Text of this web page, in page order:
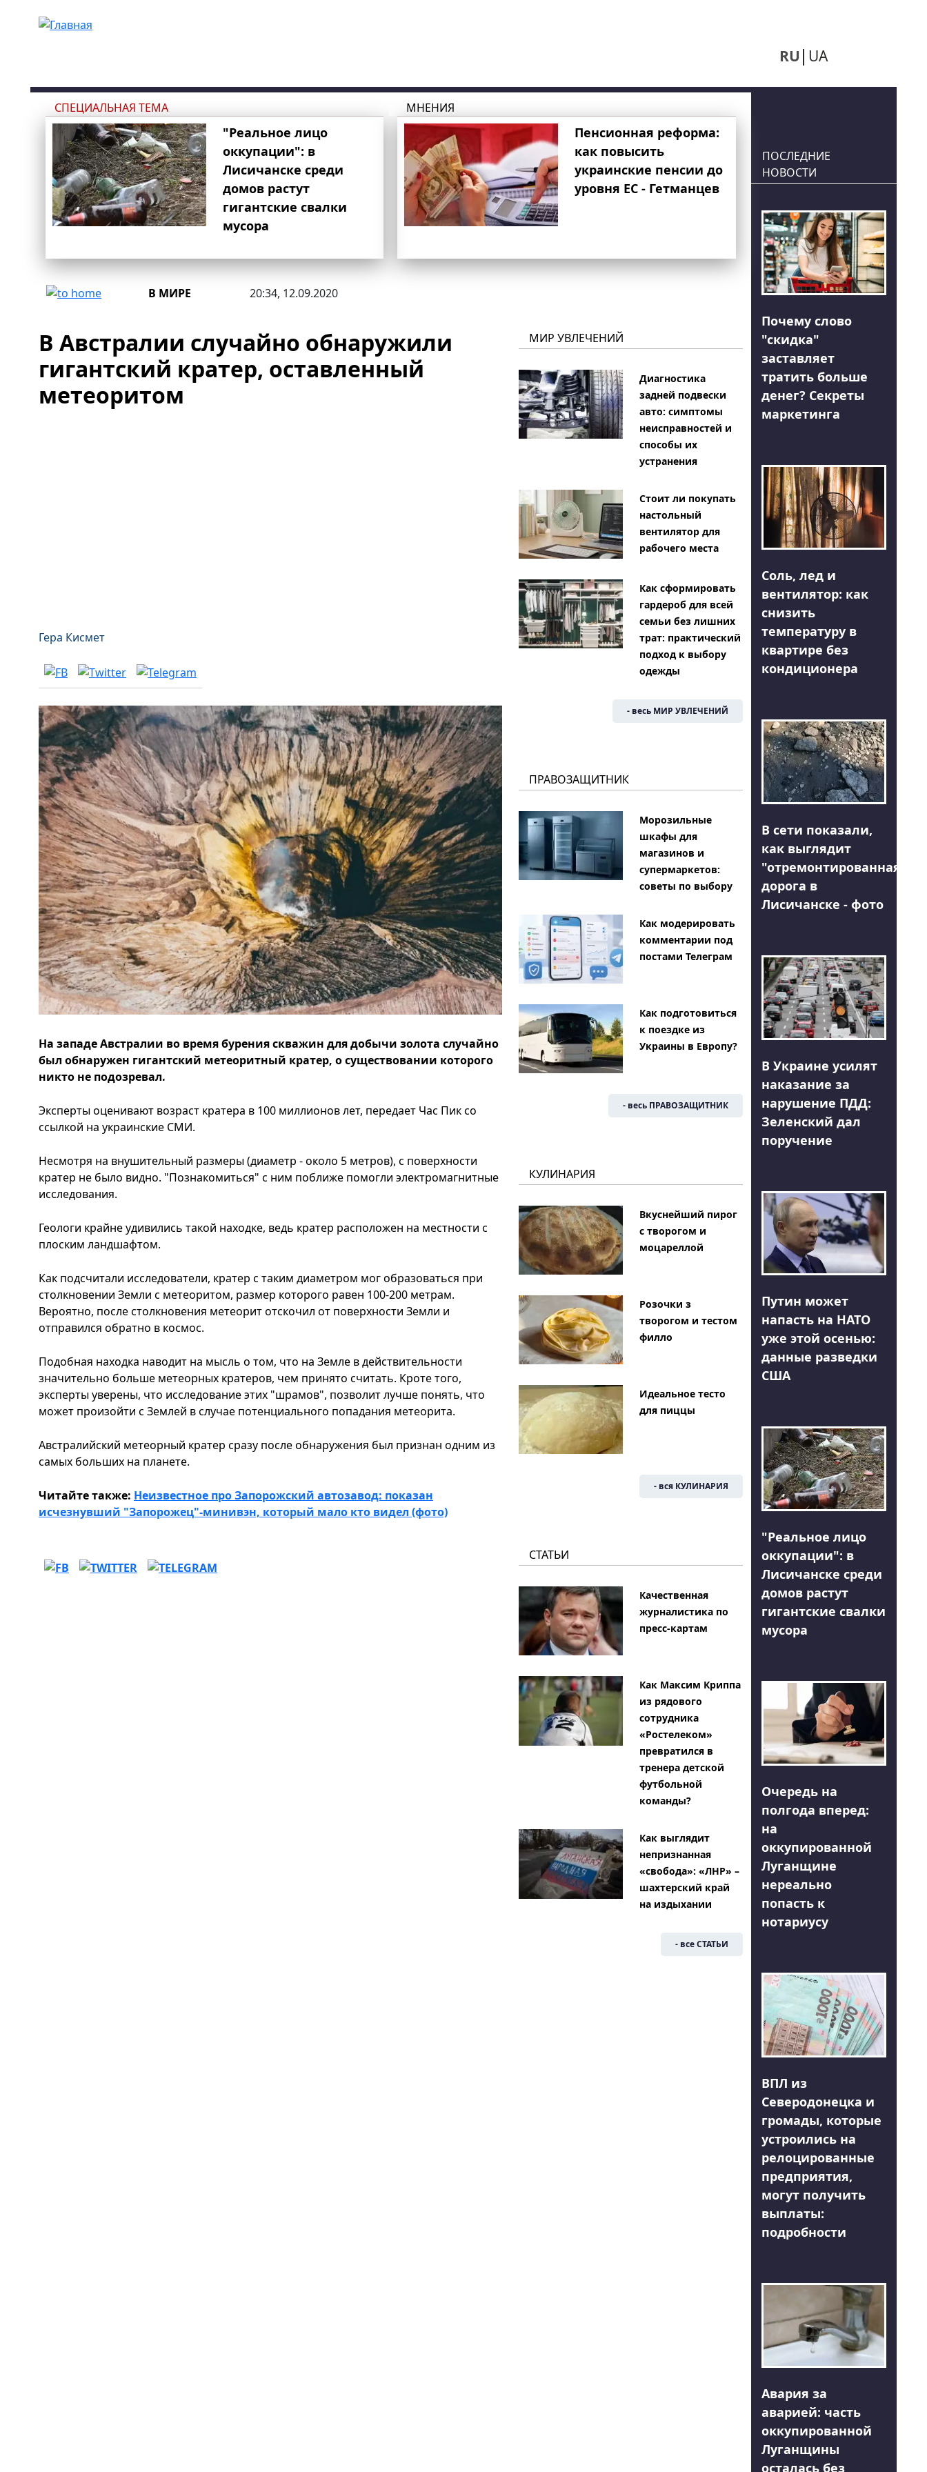
RU UA
СПЕЦИАЛЬНАЯ ТЕМА
"Реальное лицо
оккупации": в
Лисичанске среди
домов растут
гигантские свалки
мусора
МНЕНИЯ
Пенсионная реформа:
как повысить
украинские пенсии до
уровня ЕС - Гетманцев
В МИРЕ 20:34, 12.09.2020
В Австралии случайно обнаружили
гигантский кратер, оставленный
метеоритом
Гера Кисмет
На западе Австралии во время бурения скважин для добычи золота случайно
был обнаружен гигантский метеоритный кратер, о существовании которого
никто не подозревал.
Эксперты оценивают возраст кратера в 100 миллионов лет, передает Час Пик со
ссылкой на украинские СМИ.
Несмотря на внушительный размеры (диаметр - около 5 метров), с поверхности
кратер не было видно. "Познакомиться" с ним поближе помогли электромагнитные
исследования.
Геологи крайне удивились такой находке, ведь кратер расположен на местности с
плоским ландшафтом.
Как подсчитали исследователи, кратер с таким диаметром мог образоваться при
столкновении Земли с метеоритом, размер которого равен 100-200 метрам.
Вероятно, после столкновения метеорит отскочил от поверхности Земли и
отправился обратно в космос.
Подобная находка наводит на мысль о том, что на Земле в действительности
значительно больше метеорных кратеров, чем принято считать. Кроте того,
эксперты уверены, что исследование этих "шрамов", позволит лучше понять, что
может произойти с Землей в случае потенциального попадания метеорита.
Австралийский метеорный кратер сразу после обнаружения был признан одним из
самых больших на планете.
Читайте также: Неизвестное про Запорожский автозавод: показан
исчезнувший "Запорожец"-минивэн, который мало кто видел (фото)
МИР УВЛЕЧЕНИЙ
Диагностика
задней подвески
авто: симптомы
неисправностей и
способы их
устранения
Стоит ли покупать
настольный
вентилятор для
рабочего места
Как сформировать
гардероб для всей
семьи без лишних
трат: практический
подход к выбору
одежды
- весь МИР УВЛЕЧЕНИЙ
ПРАВОЗАЩИТНИК
Морозильные
шкафы для
магазинов и
супермаркетов:
советы по выбору
Как модерировать
комментарии под
постами Телеграм
Как подготовиться
к поездке из
Украины в Европу?
- весь ПРАВОЗАЩИТНИК
КУЛИНАРИЯ
Вкуснейший пирог
с творогом и
моцареллой
Розочки з
творогом и тестом
филло
Идеальное тесто
для пиццы
- вся КУЛИНАРИЯ
СТАТЬИ
Качественная
журналистика по
пресс-картам
Как Максим Криппа
из рядового
сотрудника
«Ростелеком»
превратился в
тренера детской
футбольной
команды?
Как выглядит
непризнанная
«свобода»: «ЛНР» –
шахтерский край
на издыхании
- все СТАТЬИ
ПОСЛЕДНИЕ
НОВОСТИ
Почему слово
"скидка"
заставляет
тратить больше
денег? Секреты
маркетинга
Соль, лед и
вентилятор: как
снизить
температуру в
квартире без
кондиционера
В сети показали,
как выглядит
"отремонтированная"
дорога в
Лисичанске - фото
В Украине усилят
наказание за
нарушение ПДД:
Зеленский дал
поручение
Путин может
напасть на НАТО
уже этой осенью:
данные разведки
США
"Реальное лицо
оккупации": в
Лисичанске среди
домов растут
гигантские свалки
мусора
Очередь на
полгода вперед:
на
оккупированной
Луганщине
нереально
попасть к
нотариусу
ВПЛ из
Северодонецка и
громады, которые
устроились на
релоцированные
предприятия,
могут получить
выплаты:
подробности
Авария за
аварией: часть
оккупированной
Луганщины
осталась без